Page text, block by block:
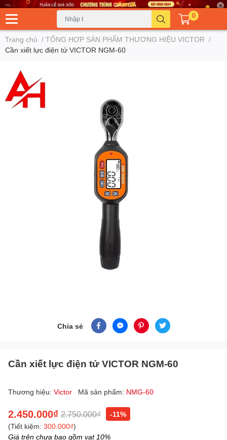
0
Trang chủ / TỔNG HỢP SẢN PHẨM THƯƠNG HIỆU VICTOR /
Cần xiết lực điện tử VICTOR NGM-60
Chia sẻ
Cần xiết lực điện tử VICTOR NGM-60
Thương hiệu: Victor Mã sản phẩm: NMG-60
2.450.000₫ 2.750.000₫
-11%
(Tiết kiệm: 300.000₫)
Giá trên chưa bao gồm vat 10%